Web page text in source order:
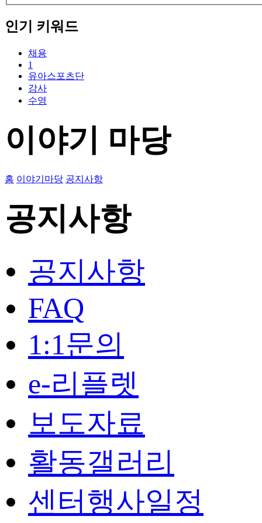
인기 키워드
채용
1
유아스포츠단
강사
수영
이야기 마당
홈 이야기마당 공지사항
공지사항
공지사항
FAQ
1:1문의
e-리플렛
보도자료
활동갤러리
센터행사일정